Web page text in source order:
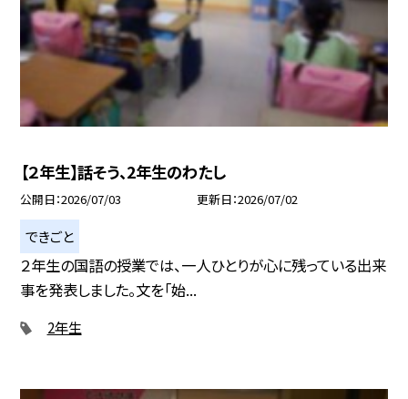
【２年生】話そう、2年生のわたし
公開日 2026/07/03 更新日 2026/07/02
できごと
２年生の国語の授業では、一人ひとりが心に残っている出来
事を発表しました。文を「始...
2年生